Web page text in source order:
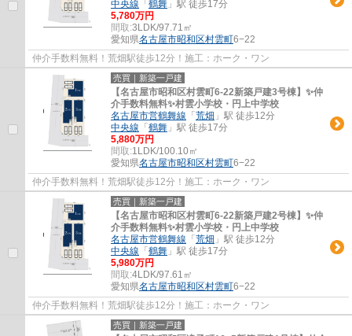
中央線 「 鶴舞 」駅 徒歩17分
5,780万円
間取:3LDK/97.71㎡
愛知県名古屋市昭和区村雲町6−22
仲介手数料無料！荒畑駅徒歩12分！施工：ホーク・ワン
売買｜新築一戸建
【名古屋市昭和区村雲町6‐22新築戸建3号棟】✨️仲
介手数料無料✨️村雲小学校・円上中学校
名古屋市営鶴舞線 「 荒畑 」駅 徒歩12分
中央線 「 鶴舞 」駅 徒歩17分
5,880万円
間取:1LDK/100.10㎡
愛知県名古屋市昭和区村雲町6−22
仲介手数料無料！荒畑駅徒歩12分！施工：ホーク・ワン
売買｜新築一戸建
【名古屋市昭和区村雲町6‐22新築戸建2号棟】✨️仲
介手数料無料✨️村雲小学校・円上中学校
名古屋市営鶴舞線 「 荒畑 」駅 徒歩12分
中央線 「 鶴舞 」駅 徒歩17分
5,980万円
間取:4LDK/97.61㎡
愛知県名古屋市昭和区村雲町6−22
仲介手数料無料！荒畑駅徒歩12分！施工：ホーク・ワン
売買｜新築一戸建